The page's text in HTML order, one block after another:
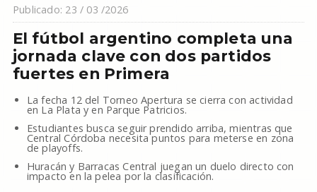
Publicado: 23 / 03 /2026
El fútbol argentino completa una
jornada clave con dos partidos
fuertes en Primera
La fecha 12 del Torneo Apertura se cierra con actividad
en La Plata y en Parque Patricios.
Estudiantes busca seguir prendido arriba, mientras que
Central Córdoba necesita puntos para meterse en zona
de playoffs.
Huracán y Barracas Central juegan un duelo directo con
impacto en la pelea por la clasificación.